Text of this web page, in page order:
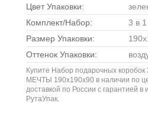
Цвет Упаковки:
Комплект/Набор:
3 в 1
Размер Упаковки:
Оттенок Упаковки:
Купите Набор подарочных
МЕЧТЫ 190х190х90 в наличии по
доставкой по России с гарантией в
РутаУпак.